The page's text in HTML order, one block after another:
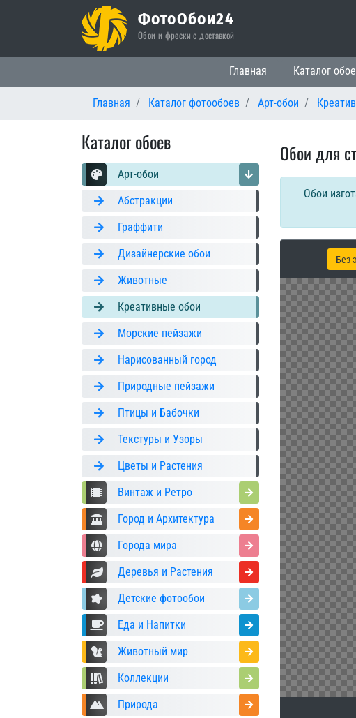
ФотоОбои24
Обои и фрески с доставкой
Основная навигация
Главная Каталог
Главная Каталог фотообоев Арт-обои
Каталог обоев
Арт-обои
Абстракции
Граффити
Дизайнерские обои
Животные
Креативные обои
Морские пейзажи
Нарисованный город
Природные пейзажи
Птицы и Бабочки
Текстуры и Узоры
Цветы и Растения
Винтаж и Ретро
Город и Архитектура
Города мира
Деревья и Растения
Детские фотообои
Еда и Напитки
Животный мир
Коллекции
Природа
Обои для
Обои